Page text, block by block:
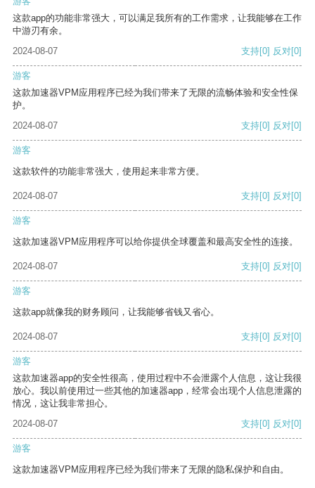
这款app的功能非常强大，可以满足我所有的工作需求，让我能够在工作
中游刃有余。
2024-08-07
支持[0] 反对[0]
游客
这款加速器VPM应用程序已经为我们带来了无限的流畅体验和安全性保
护。
2024-08-07
支持[0] 反对[0]
游客
这款软件的功能非常强大，使用起来非常方便。
2024-08-07 支持[0] 反对[0]
游客
这款加速器VPM应用程序可以给你提供全球覆盖和最高安全性的连接。
2024-08-07 支持[0] 反对[0]
游客
这款app就像我的财务顾问，让我能够省钱又省心。
2024-08-07 支持[0] 反对[0]
游客
这款加速器app的安全性很高，使用过程中不会泄露个人信息，这让我很
放心。我以前使用过一些其他的加速器app，经常会出现个人信息泄露的
情况，这让我非常担心。
2024-08-07
支持[0] 反对[0]
游客
这款加速器VPM应用程序已经为我们带来了无限的隐私保护和自由。